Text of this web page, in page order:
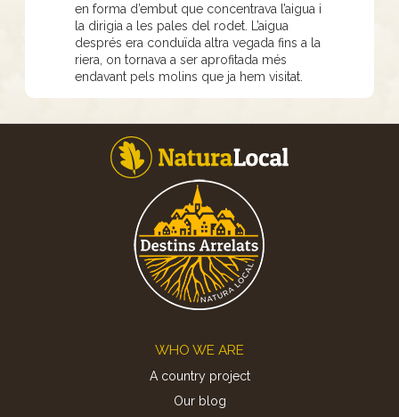
en forma d’embut que concentrava l’aigua i
la dirigia a les pales del rodet. L’aigua
després era conduïda altra vegada fins a la
riera, on tornava a ser aprofitada més
endavant pels molins que ja hem visitat.
WHO WE ARE
A country project
Our blog